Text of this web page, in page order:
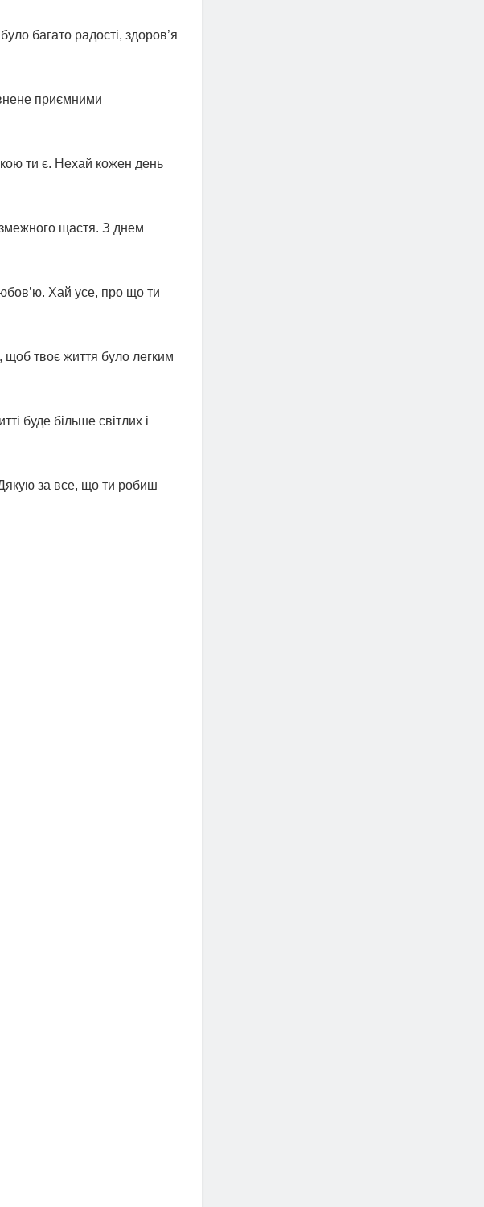
багато радості, здоров’я
приємними
ти є. Нехай кожен день
щастя. З днем
Хай усе, про що ти
твоє життя було легким
буде більше світлих і
за все, що ти робиш